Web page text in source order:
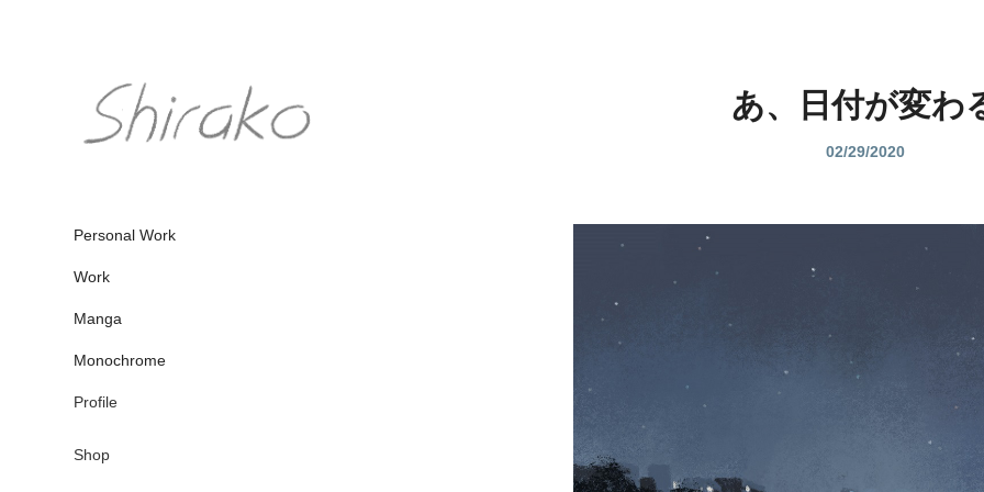
Personal Work
Work
Manga
Monochrome
Profile
Shop
あ、日付が変わ
02/29/2020